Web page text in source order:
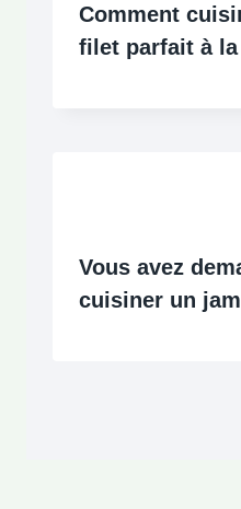
Comment
filet parfait à
Vous avez
cuisiner un